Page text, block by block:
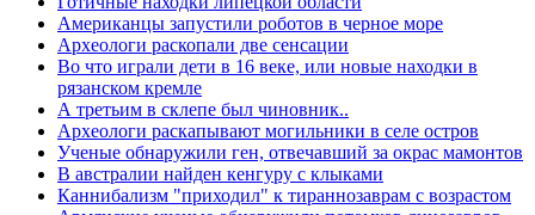
Американцы запустили роботов в черное море
Археологи раскопали две сенсации
Во что играли дети в 16 веке, или новые находки в
рязанском кремле
А третьим в склепе был чиновник..
Археологи раскапывают могильники в селе остров
Ученые обнаружили ген, отвечавший за окрас мамонтов
В австралии найден кенгуру с клыками
Каннибализм "приходил" к тираннозаврам с возрастом